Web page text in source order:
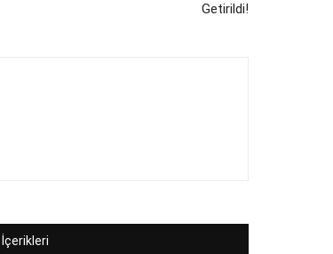
Getirildi!
İçerikleri